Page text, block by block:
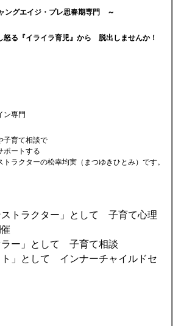
ングエイジ・プレ思春期専門 ～
る『イライラ育児』から 脱出しませんか！
ン専門
子育て相談で
ポートする
ラクターの松幸均実（まつゆきひとみ）です。
ストラクター」として 子育て心理
ラー」として 子育て相談
ト」として インナーチャイルドセ